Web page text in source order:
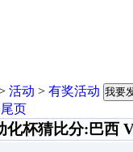
活动 > 有奖活动 我要
尾页
化杯猜比分:巴西